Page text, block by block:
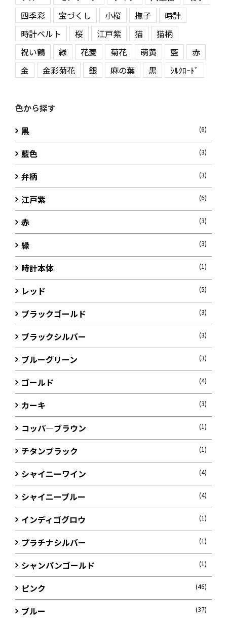
四季彩
宝づくし 小桜 撫子
時計
時計ベルト
桜 江戸紫 猫
猫柄
祝い鶴
緑 花菱 菊花 萌黄 藍
赤
金
金彩菊花 銀 麻の葉 黒 ｼﾙｸﾛｰﾄﾞ
色から探す
黒
(6)
藍色 (3)
弁柄 (3)
江戸紫 (6)
赤 (3)
緑 (3)
時計本体 (1)
レッド (5)
ブラックゴールド (3)
ブラックシルバー (3)
ブルーグリーン (3)
ゴールド (4)
カーキ (3)
コッパ―ブラウン (1)
チタンブラック (1)
シャイニーワイン (4)
シャイニーブルー (4)
インディゴグロウ (1)
プラチナシルバー (1)
シャンパンゴールド (1)
ピンク (46)
ブルー (37)